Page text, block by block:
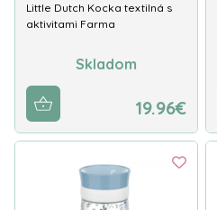
Little Dutch Kocka textilná s
aktivitami Farma
Skladom
19.96€